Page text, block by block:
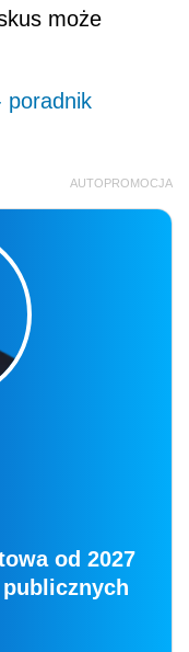
może
poradnik
AUTOPROMOCJA
od 2027